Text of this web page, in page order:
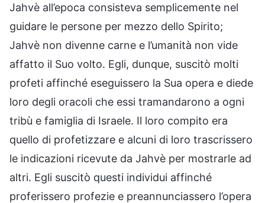
Jahvè all’epoca consisteva semplicemente nel
guidare le persone per mezzo dello Spirito;
Jahvè non divenne carne e l’umanità non vide
affatto il Suo volto. Egli, dunque, suscitò molti
profeti affinché eseguissero la Sua opera e diede
loro degli oracoli che essi tramandarono a ogni
tribù e famiglia di Israele. Il loro compito era
quello di profetizzare e alcuni di loro trascrissero
le indicazioni ricevute da Jahvè per mostrarle ad
altri. Egli suscitò questi individui affinché
proferissero profezie e preannunciassero l’opera